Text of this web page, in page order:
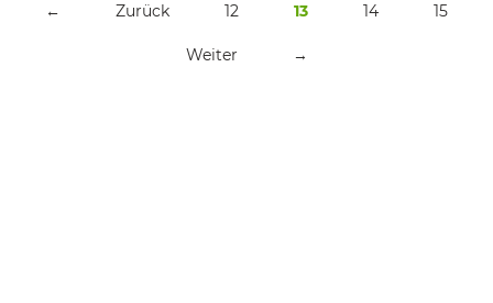
← Zurück 12 13 14 15
Weiter →